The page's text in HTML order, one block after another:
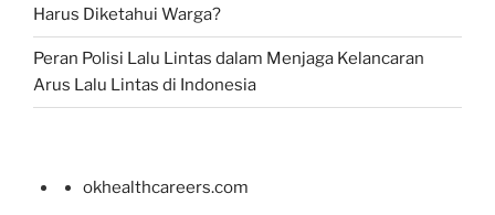
Harus Diketahui Warga?
Peran Polisi Lalu Lintas dalam Menjaga Kelancaran
Arus Lalu Lintas di Indonesia
okhealthcareers.com